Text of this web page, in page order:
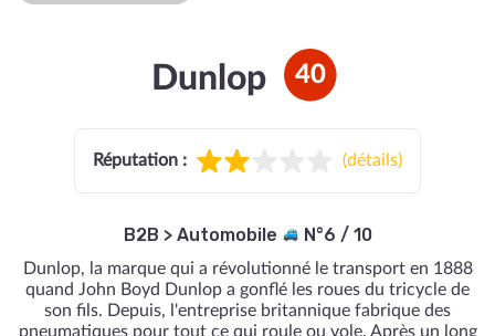
Dunlop 40
Réputation : (détails)
B2B > Automobile N°6 / 10
Dunlop, la marque qui a révolutionné le transport en 1888
quand John Boyd Dunlop a gonflé les roues du tricycle de
son fils. Depuis, l'entreprise britannique fabrique des
pneumatiques pour tout ce qui roule ou vole. Après un long